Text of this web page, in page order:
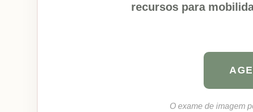
recursos para
O exame de imagem